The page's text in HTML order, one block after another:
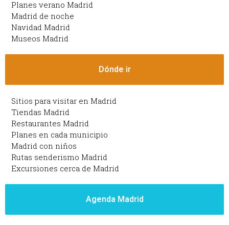
Planes verano Madrid
Madrid de noche
Navidad Madrid
Museos Madrid
Dónde ir
Sitios para visitar en Madrid
Tiendas Madrid
Restaurantes Madrid
Planes en cada municipio
Madrid con niños
Rutas senderismo Madrid
Excursiones cerca de Madrid
Agenda Madrid